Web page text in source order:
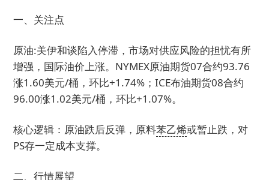
一、关注点
原油:美伊和谈陷入停滞，市场对供应风险的担忧有所
增强，国际油价上涨。NYMEX原油期货07合约93.76
涨1.60美元/桶，环比+1.74%；ICE布油期货08合约
96.00涨1.02美元/桶，环比+1.07%。
核心逻辑：原油跌后反弹，原料苯乙烯或暂止跌，对
PS存一定成本支撑。
二、行情展望